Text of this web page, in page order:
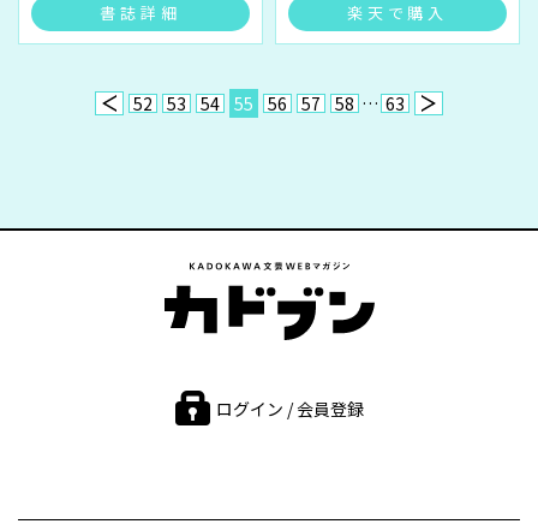
書誌詳細 楽天で購入
52 53 54 55 56 57 58 … 63
ログイン / 会員登録